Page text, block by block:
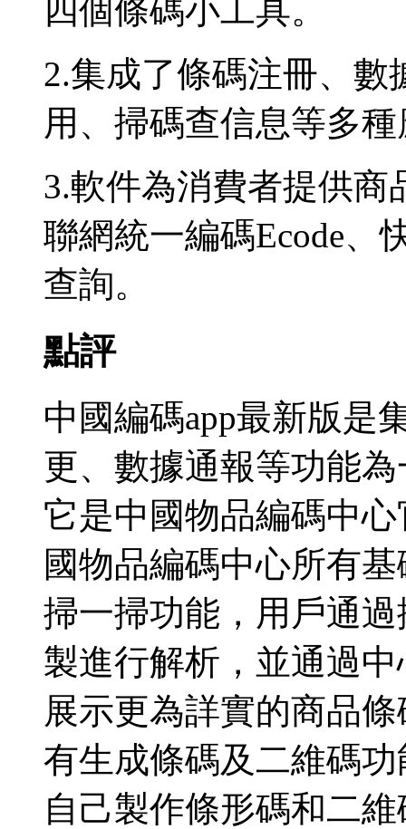
四個條碼小工具。
2.集成了條碼注冊、
用、掃碼查信息等多
3.軟件為消費者提供
聯網統一編碼Ecode、
查詢。
點評
中國編碼app最新版是
更、數據通報等功能
它是中國物品編碼中
國物品編碼中心所有
掃一掃功能，用戶通
製進行解析，並通過
展示更為詳實的商品
有生成條碼及二維碼
自己製作條形碼和二